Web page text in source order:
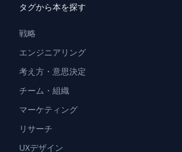
タグから本を探す
戦略
エンジニアリング
考え方・意思決定
チーム・組織
マーケティング
リサーチ
UXデザイン